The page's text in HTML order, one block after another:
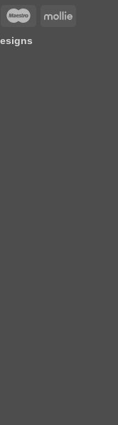
Maestro Mollie